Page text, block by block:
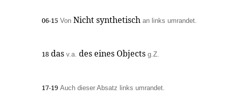
06-15 Von Nicht synthetisch an links umrandet.
18 das v.a. des eines Objects g.Z.
17-19 Auch dieser Absatz links umrandet.